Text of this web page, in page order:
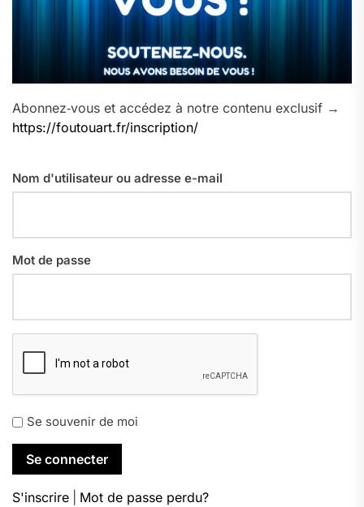
Abonnez‑vous et accédez à notre contenu exclusif →
https://foutouart.fr/inscription/
Nom d'utilisateur ou adresse e-mail
Mot de passe
Se souvenir de moi
S'inscrire Mot de passe perdu?